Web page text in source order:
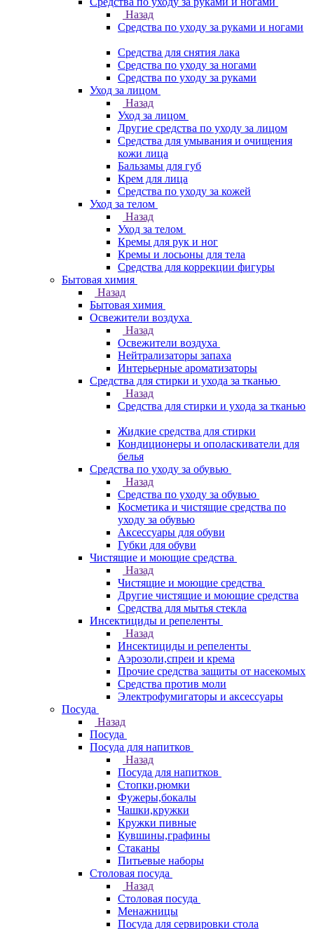
Назад
Средства по уходу за руками и ногами
Средства для снятия лака
Средства по уходу за ногами
Средства по уходу за руками
Уход за лицом
Назад
Уход за лицом
Другие средства по уходу за лицом
Средства для умывания и очищения
кожи лица
Бальзамы для губ
Крем для лица
Средства по уходу за кожей
Уход за телом
Назад
Уход за телом
Кремы для рук и ног
Кремы и лосьоны для тела
Средства для коррекции фигуры
Бытовая химия
Назад
Бытовая химия
Освежители воздуха
Назад
Освежители воздуха
Нейтрализаторы запаха
Интерьерные ароматизаторы
Средства для стирки и ухода за тканью
Назад
Средства для стирки и ухода за тканью
Жидкие средства для стирки
Кондиционеры и ополаскиватели для
белья
Средства по уходу за обувью
Назад
Средства по уходу за обувью
Косметика и чистящие средства по
уходу за обувью
Аксессуары для обуви
Губки для обуви
Чистящие и моющие средства
Назад
Чистящие и моющие средства
Другие чистящие и моющие средства
Средства для мытья стекла
Инсектициды и репеленты
Назад
Инсектициды и репеленты
Аэрозоли,спреи и крема
Прочие средства защиты от насекомых
Средства против моли
Электрофумигаторы и аксессуары
Посуда
Назад
Посуда
Посуда для напитков
Назад
Посуда для напитков
Стопки,рюмки
Фужеры,бокалы
Чашки,кружки
Кружки пивные
Кувшины,графины
Стаканы
Питьевые наборы
Столовая посуда
Назад
Столовая посуда
Менажницы
Посуда для сервировки стола